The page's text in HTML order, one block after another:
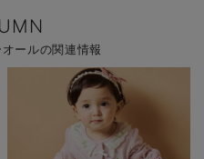
ールの関連情報